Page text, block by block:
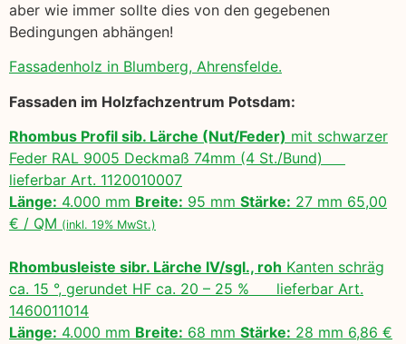
aber wie immer sollte dies von den gegebenen
Bedingungen abhängen!
Fassadenholz in Blumberg, Ahrensfelde.
Fassaden im Holzfachzentrum Potsdam:
Rhombus Profil sib. Lärche (Nut/Feder) mit schwarzer
Feder RAL 9005 Deckmaß 74mm (4 St./Bund)
lieferbar Art. 1120010007
Länge: 4.000 mm Breite: 95 mm Stärke: 27 mm 65,00
€ / QM (inkl. 19% MwSt.)
Rhombusleiste sibr. Lärche IV/sgl., roh Kanten schräg
ca. 15 °, gerundet HF ca. 20 – 25 % lieferbar Art.
1460011014
Länge: 4.000 mm Breite: 68 mm Stärke: 28 mm 6,86 €